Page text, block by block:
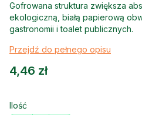
Gofrowana struktura zwiększa
ekologiczną, białą papierową
gastronomii i toalet publicznych.
Przejdź do pełnego opisu
Cena
4,46 zł
Ilość